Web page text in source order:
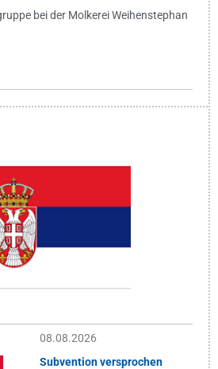
bei der Molkerei Weihenstephan
08.08.2026
Subvention versprochen